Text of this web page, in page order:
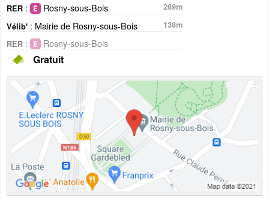
RER : Rosny-sous-Bois
289m
Vélib' : Mairie de Rosny-sous-Bois
138m
RER : Rosny-sous-Bois
Gratuit